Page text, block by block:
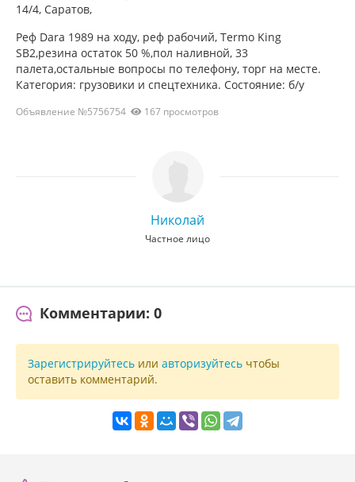
14/4, Саратов,
Реф Dara 1989 на ходу, реф рабочий, Termo King
SB2,резина остаток 50 %,пол наливной, 33
палета,остальные вопросы по телефону, торг на месте.
Категория: грузовики и спецтехника. Состояние: б/у
Объявление №5756754 167 просмотров
Николай
Частное лицо
Комментарии: 0
Зарегистрируйтесь или авторизуйтесь чтобы
оставить комментарий.